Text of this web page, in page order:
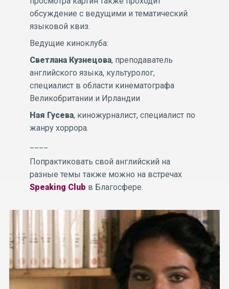
обсуждение с ведущими и тематический
языковой квиз.
Ведущие киноклуба:
Светлана Кузнецова, преподаватель
английского языка, культуролог,
специалист в области кинематографа
Великобритании и Ирландии
Ная Гусева, киножурналист, специалист по
жанру хоррора.
Попрактиковать свой английский на
разные темы также можно на встречах
Speaking Club в Благосфере.